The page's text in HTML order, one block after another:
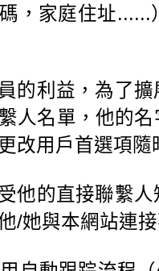
，家庭住址
的利益，為了
人名單，他的
改用戶首選項
他的直接聯繫
/她與本網站連